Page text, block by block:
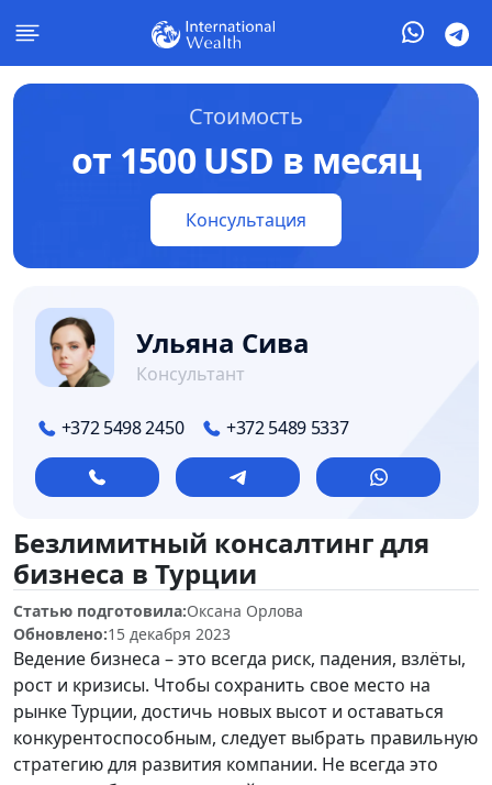
Стоимость
от 1500 USD в месяц
Консультация
Ульяна Сива
Консультант
+372 5498 2450 +372 5489 5337
Безлимитный консалтинг для
бизнеса в Турции
Статью подготовила:Оксана Орлова
Обновлено:15 декабря 2023
Ведение бизнеса – это всегда риск, падения, взлёты,
рост и кризисы. Чтобы сохранить свое место на
рынке Турции, достичь новых высот и оставаться
конкурентоспособным, следует выбрать правильную
стратегию для развития компании. Не всегда это